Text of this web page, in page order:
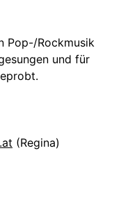
Pop-/Rockmusik
und für
(Regina)